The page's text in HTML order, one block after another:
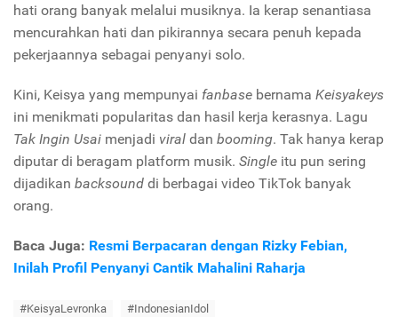
hati orang banyak melalui musiknya. Ia kerap senantiasa
mencurahkan hati dan pikirannya secara penuh kepada
pekerjaannya sebagai penyanyi solo.
Kini, Keisya yang mempunyai fanbase bernama Keisyakeys
ini menikmati popularitas dan hasil kerja kerasnya. Lagu
Tak Ingin Usai menjadi viral dan booming. Tak hanya kerap
diputar di beragam platform musik. Single itu pun sering
dijadikan backsound di berbagai video TikTok banyak
orang.
Baca Juga: Resmi Berpacaran dengan Rizky Febian,
Inilah Profil Penyanyi Cantik Mahalini Raharja
#KeisyaLevronka #IndonesianIdol